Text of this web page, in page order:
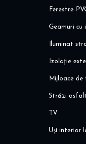
Ferestre
Geamuri cu
Iluminat
Izolație
Mijloace
Străzi
TV
Uși interior